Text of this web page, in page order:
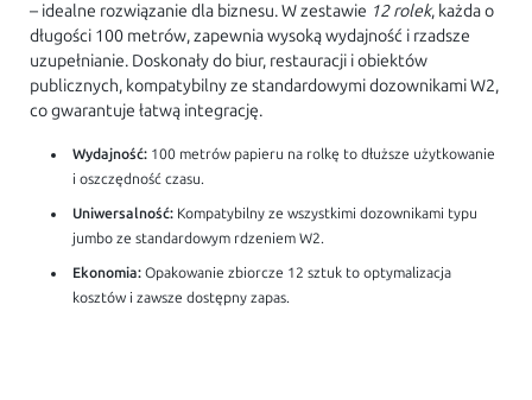
– idealne rozwiązanie dla biznesu. W zestawie 12 rolek, każda o
długości 100 metrów, zapewnia wysoką wydajność i rzadsze
uzupełnianie. Doskonały do biur, restauracji i obiektów
publicznych, kompatybilny ze standardowymi dozownikami W2,
co gwarantuje łatwą integrację.
Wydajność: 100 metrów papieru na rolkę to dłuższe użytkowanie
i oszczędność czasu.
Uniwersalność: Kompatybilny ze wszystkimi dozownikami typu
jumbo ze standardowym rdzeniem W2.
Ekonomia: Opakowanie zbiorcze 12 sztuk to optymalizacja
kosztów i zawsze dostępny zapas.